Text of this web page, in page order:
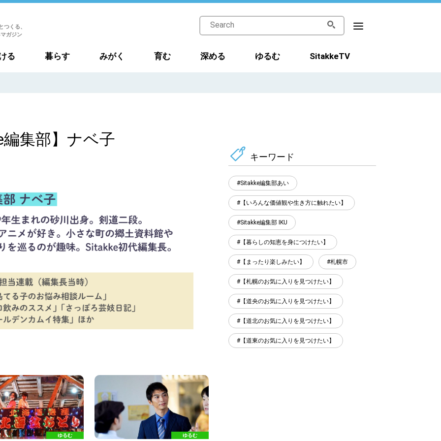
つくる、
ガジン
る 暮らす みがく 育む 深める ゆるむ SitakkeTV
編集部】ナベ子
ゆるむ ゆるむ
キーワード
Sitakke編集部あい
【いろんな価値観や生き方に触れたい】
Sitakke編集部 IKU
【暮らしの知恵を身につけたい】
【まったり楽しみたい】 札幌市
【札幌のお気に入りを見つけたい】
【道央のお気に入りを見つけたい】
【道北のお気に入りを見つけたい】
【道東のお気に入りを見つけたい】